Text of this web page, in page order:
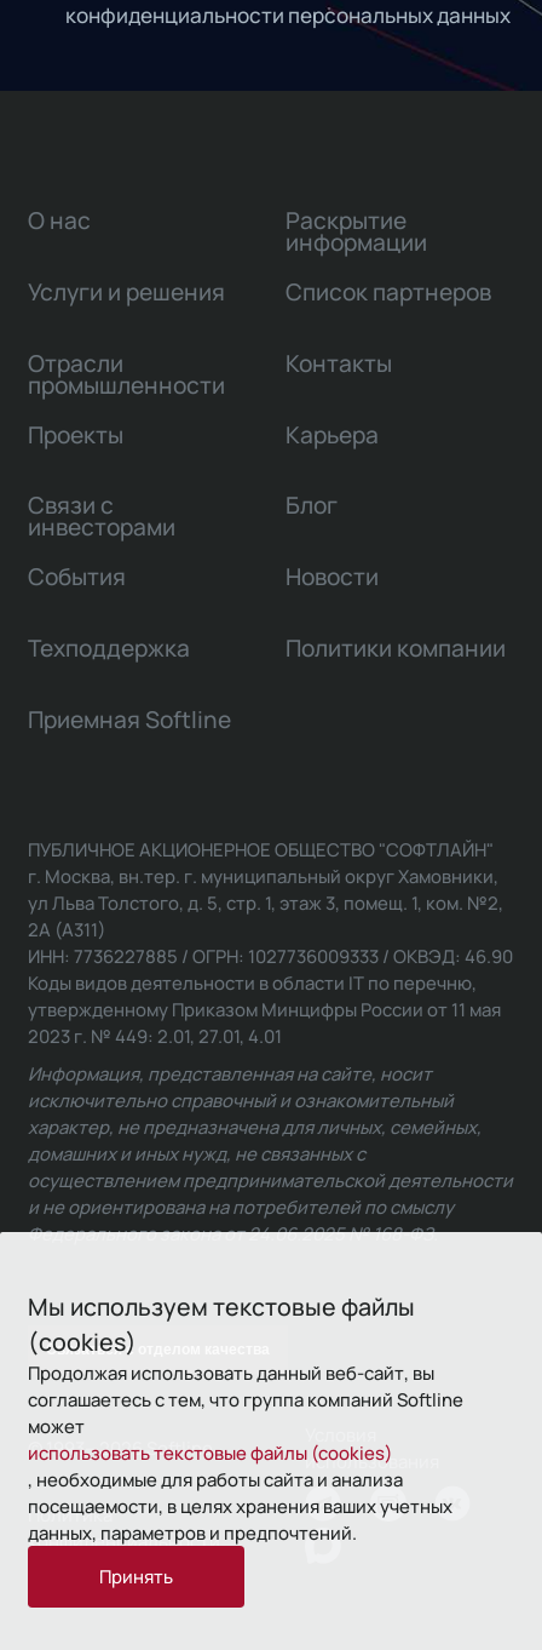
конфиденциальности персональных данных
Мы используем текстовые файлы
(cookies)
Продолжая использовать данный веб-сайт, вы
соглашаетесь с тем, что группа компаний Softline
может
использовать текстовые файлы (cookies)
, необходимые для работы сайта и анализа
посещаемости, в целях хранения ваших учетных
данных, параметров и предпочтений.
Принять
О нас
Услуги и решения
Отрасли
промышленности
Проекты
Связи с
инвесторами
Раскрытие
информации
Список партнеров
Контакты
Карьера
Блог
События Новости
Техподдержка Политики компании
Приемная Softline
Связаться с отделом качества
ПУБЛИЧНОЕ АКЦИОНЕРНОЕ ОБЩЕСТВО "СОФТЛАЙН"
г. Москва, вн.тер. г. муниципальный округ Хамовники,
ул Льва Толстого, д. 5, стр. 1, этаж 3, помещ. 1, ком. №2,
2А (А311)
ИНН: 7736227885 / ОГРН: 1027736009333 / ОКВЭД: 46.90
Коды видов деятельности в области IT по перечню,
утвержденному Приказом Минцифры России от 11 мая
2023 г. № 449: 2.01, 27.01, 4.01
Информация, представленная на сайте, носит
исключительно справочный и ознакомительный
характер, не предназначена для личных, семейных,
домашних и иных нужд, не связанных с
осуществлением предпринимательской деятельности
и не ориентирована на потребителей по смыслу
Федерального закона от 24.06.2025 № 168-ФЗ.
© 1993—2026 Softline
использования
Политика
конфиденциальности